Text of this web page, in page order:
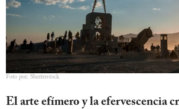
Foto por: Shutterstock
El arte efímero y la efervescencia